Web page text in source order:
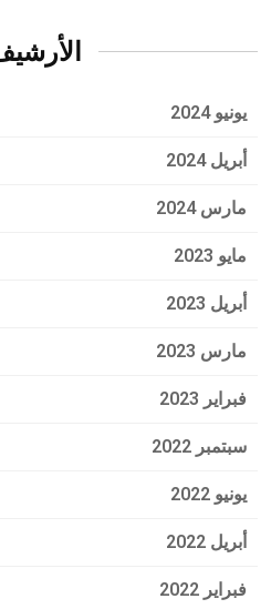
يونيو 2024
أبريل 2024
مارس 2024
مايو 2023
أبريل 2023
مارس 2023
فبراير 2023
سبتمبر 2022
يونيو 2022
أبريل 2022
فبراير 2022